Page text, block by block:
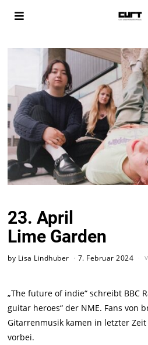
23. April
Lime Garden
by Lisa Lindhuber 7. Februar 2024
„The future of indie“ schreibt BBC
guitar heroes“ der NME. Fans von
Gitarrenmusik kamen in letzter Zeit
vorbei.